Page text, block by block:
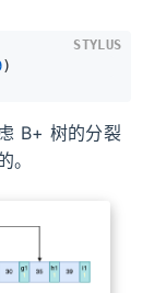
)
STYLUS
B+ 树的分裂
。